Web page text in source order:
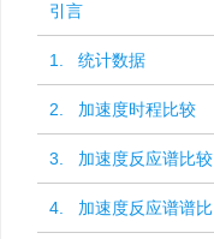
引言
1. 统计数据
2. 加速度时程比较
3. 加速度反应谱比较
4. 加速度反应谱谱比